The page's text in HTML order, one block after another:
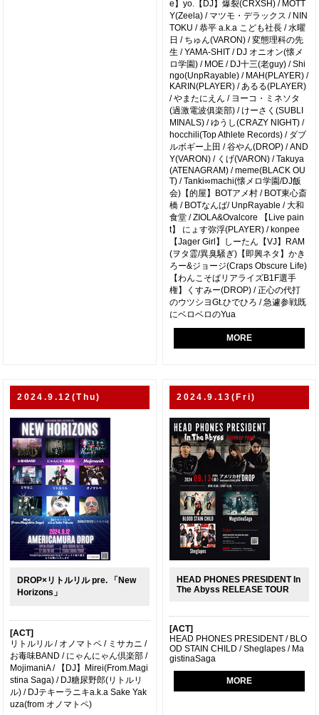
e】yo.【DJ】爆裂(CRXSH) / MOTT
Y(Zeela) / マツモ・デラックス / NIN
TOKU / 恭平 a.k.a こども社長 / 水曜
日 / ちゅん(VARON) / 変態理科の先
生 / YAMA-SHIT / DJ オニオン(懐メ
ロ学園) / MOE / DJ十三(老guy) / Shi
ngo(UnpRayable) / MAH(PLAYER) /
KARIN(PLAYER) / あるる(PLAYER)
/ やまたにえん / ヨーコ・ミネソタ
(過激電波俱楽部) / けーさく(SUBLI
MINALS) / ゆうし(CRAZY NIGHT) /
hocchili(Top Athlete Records) / ダブ
ルボギー上田 / 谷やん(DROP) / AND
Y(VARON) / くげ(VARON) / Takuya
(ATENAGRAM) / meme(BLACK OU
T) / Tanki∞machi(懐メロ学園/DJ飯
会)【的屋】BOTアメ村 / BOT東心斎
橋 / BOTなんば/ UnpRayable / 大和
食堂 / ZIOLA&Ovalcore 【Live pain
t】 にょす弥浮(PLAYER) / konpee
【Jager Girl】しーたん【VJ】RAM
(ヲタ霊/異臭騒ぎ)【即興ネタ】かき
ろー&ジョージ(Craps Obscure Life)
【わんこそばリアライズB1F選手
権】くすみー(DROP) / 正心の代打
のウツシヨGt.ひでひろ / 急遽参戦既
にベロベロのYua
MORE
2024.9.12(Thu)
DROP×リトルリル pre. 「New
Horizons」
[ACT]
リトルリル / オノマトペ / ミサカニ /
お毒味BAND / にゃんにゃん倶楽部 /
MojimaniA / 【DJ】Mirei(From.Magi
stina Saga) / DJ糖尿野郎(リトルリ
ル) / DJテキーラニキa.k.a Sake Yak
uza(from オノマトペ)
2024.9.13(Fri)
HEAD PHONES PRESIDENT In
The Abyss RELEASE TOUR
[ACT]
HEAD PHONES PRESIDENT / BLO
OD STAIN CHILD / Sheglapes / Ma
gistinaSaga
MORE